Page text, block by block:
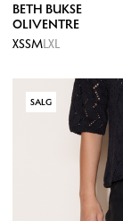
BETH BUKSE
OLIVENTRE
XSSMLXL
SALG